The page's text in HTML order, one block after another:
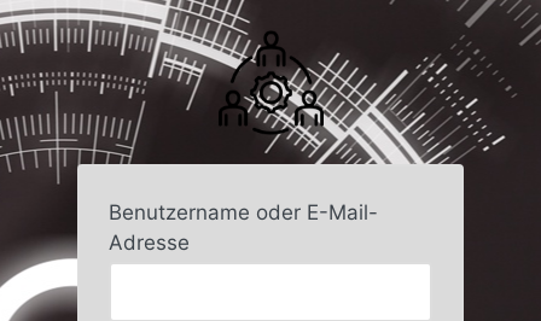
Anmelden
Benutzername oder E-Mail-
Adresse